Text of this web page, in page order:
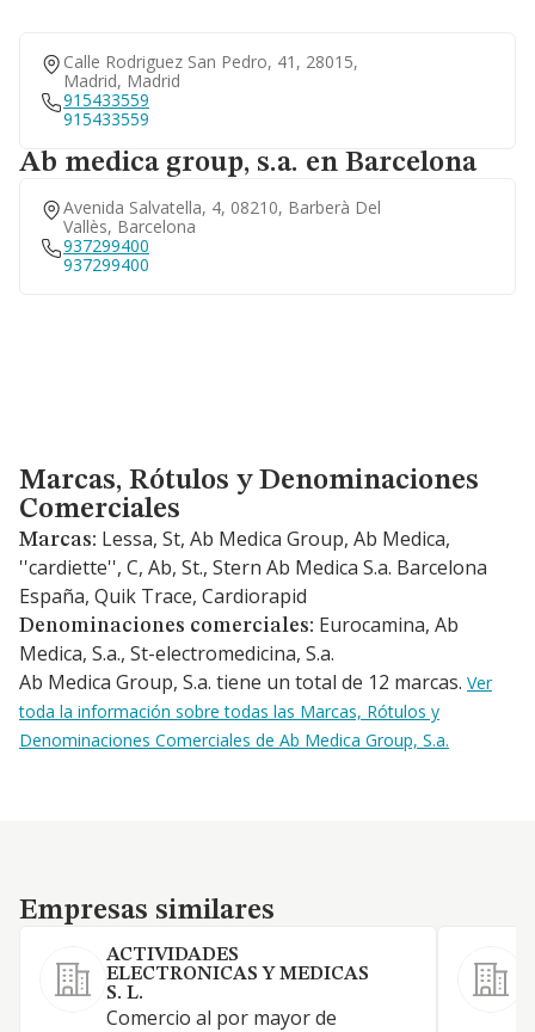
Calle Rodriguez San Pedro, 41, 28015,
Madrid, Madrid
915433559
915433559
Ab medica group, s.a. en Barcelona
Avenida Salvatella, 4, 08210, Barberà Del
Vallès, Barcelona
937299400
937299400
Marcas, Rótulos y Denominaciones Comerciales
Marcas, Rótulos y Denominaciones
Comerciales
Marcas: Lessa, St, Ab Medica Group, Ab Medica,
''cardiette'', C, Ab, St., Stern Ab Medica S.a. Barcelona
España, Quik Trace, Cardiorapid
Denominaciones comerciales: Eurocamina, Ab
Medica, S.a., St-electromedicina, S.a.
Ab Medica Group, S.a. tiene un total de 12 marcas. Ver
toda la información sobre todas las Marcas, Rótulos y
Denominaciones Comerciales de Ab Medica Group, S.a.
Empresas similares
Empresas similares
ACTIVIDADES
ELECTRONICAS Y MEDICAS
S. L.
Comercio al por mayor de